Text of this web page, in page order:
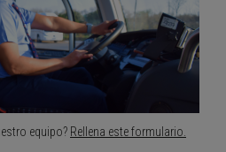
equipo? Rellena este formulario.